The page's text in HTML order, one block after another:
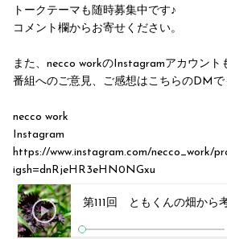
トークテーマも随時募集中です♪
コメント欄からお寄せください。
また、necco workのInstagramアカウント
番組へのご意見、ご感想はこちらのDMで
necco work
Instagram
https://www.instagram.com/necco_work/
igsh=dnRjeHR3eHN0NGxu